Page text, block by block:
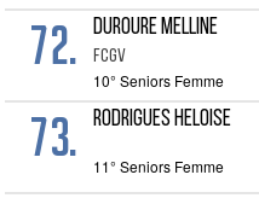
72. DUROURE MELLINE
FCGV
10° Seniors Femme
73. RODRIGUES HELOISE
11° Seniors Femme